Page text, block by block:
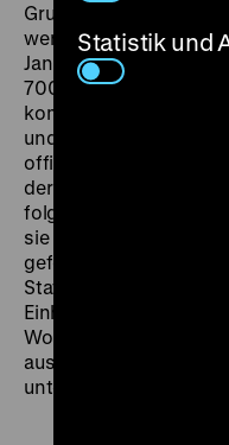
Grundlage dieser
werden zwischen dem
Januar 1964 etwa 1,2
700.000 West-
kommt „ungeachtet
und rechtlichen
offiziellen
der Vereinbarung, der
folgten, keine
sie von der östlichen
gefeiert: mit dem
Status West-Berlins
Einheit“ anerkannt. So
Wochenschauen,
aus Ost und West
unterschiedlich
Statistik und